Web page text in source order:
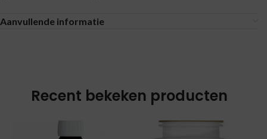
Aanvullende informatie
Recent bekeken producten